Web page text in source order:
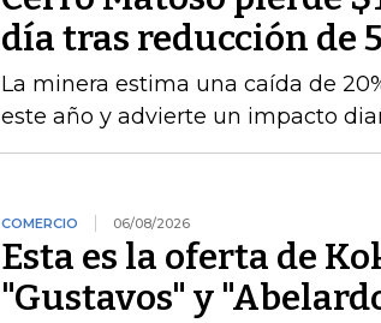
día tras reducción de
La minera estima una caída de
este año y advierte un impacto
COMERCIO 06/08/2026
Esta es la oferta de
"Gustavos" y